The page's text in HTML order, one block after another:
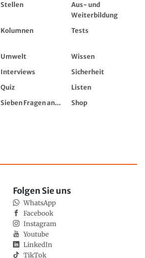
Stellen
Aus- und
Weiterbildung
Kolumnen Tests
Umwelt
Wissen
Interviews
Sicherheit
Quiz
Listen
Sieben Fragen an...
Shop
Folgen Sie uns
WhatsApp
Facebook
Instagram
Youtube
LinkedIn
TikTok